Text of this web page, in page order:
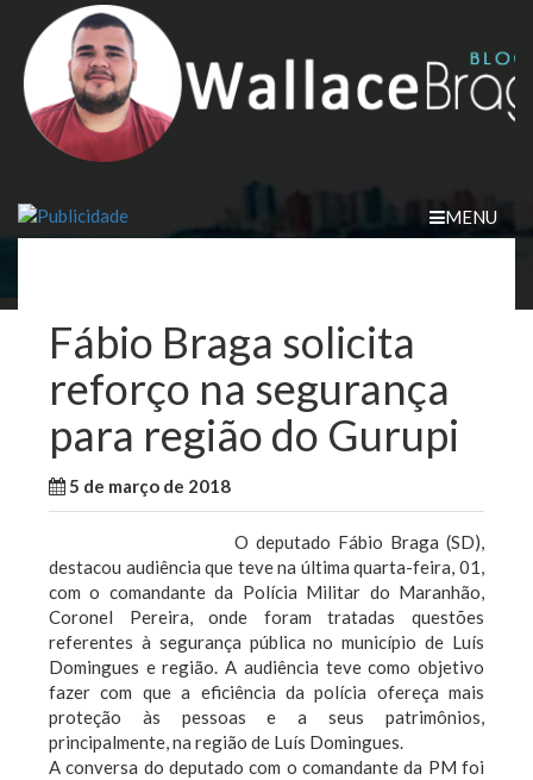
content
MENU
Fábio Braga solicita
reforço na segurança
para região do Gurupi
5 de março de 2018
O deputado Fábio Braga (SD),
destacou audiência que teve na última quarta-feira, 01,
com o comandante da Polícia Militar do Maranhão,
Coronel Pereira, onde foram tratadas questões
referentes à segurança pública no município de Luís
Domingues e região. A audiência teve como objetivo
fazer com que a eficiência da polícia ofereça mais
proteção às pessoas e a seus patrimônios,
principalmente, na região de Luís Domingues.
A conversa do deputado com o comandante da PM foi